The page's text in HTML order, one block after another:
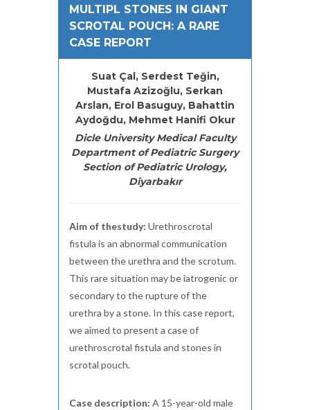
MULTIPL STONES IN GIANT
SCROTAL POUCH: A RARE
CASE REPORT
Suat Çal, Serdest Teğin,
Mustafa Azizoğlu, Serkan
Arslan, Erol Basuguy, Bahattin
Aydoğdu, Mehmet Hanifi Okur
Dicle University Medical Faculty
Department of Pediatric Surgery
Section of Pediatric Urology,
Diyarbakır
Aim of thestudy: Urethroscrotal
fistula is an abnormal communication
between the urethra and the scrotum.
This rare situation may be iatrogenic or
secondary to the rupture of the
urethra by a stone. In this case report,
we aimed to present a case of
urethroscrotal fistula and stones in
scrotal pouch.
Case description: A 15-year-old male